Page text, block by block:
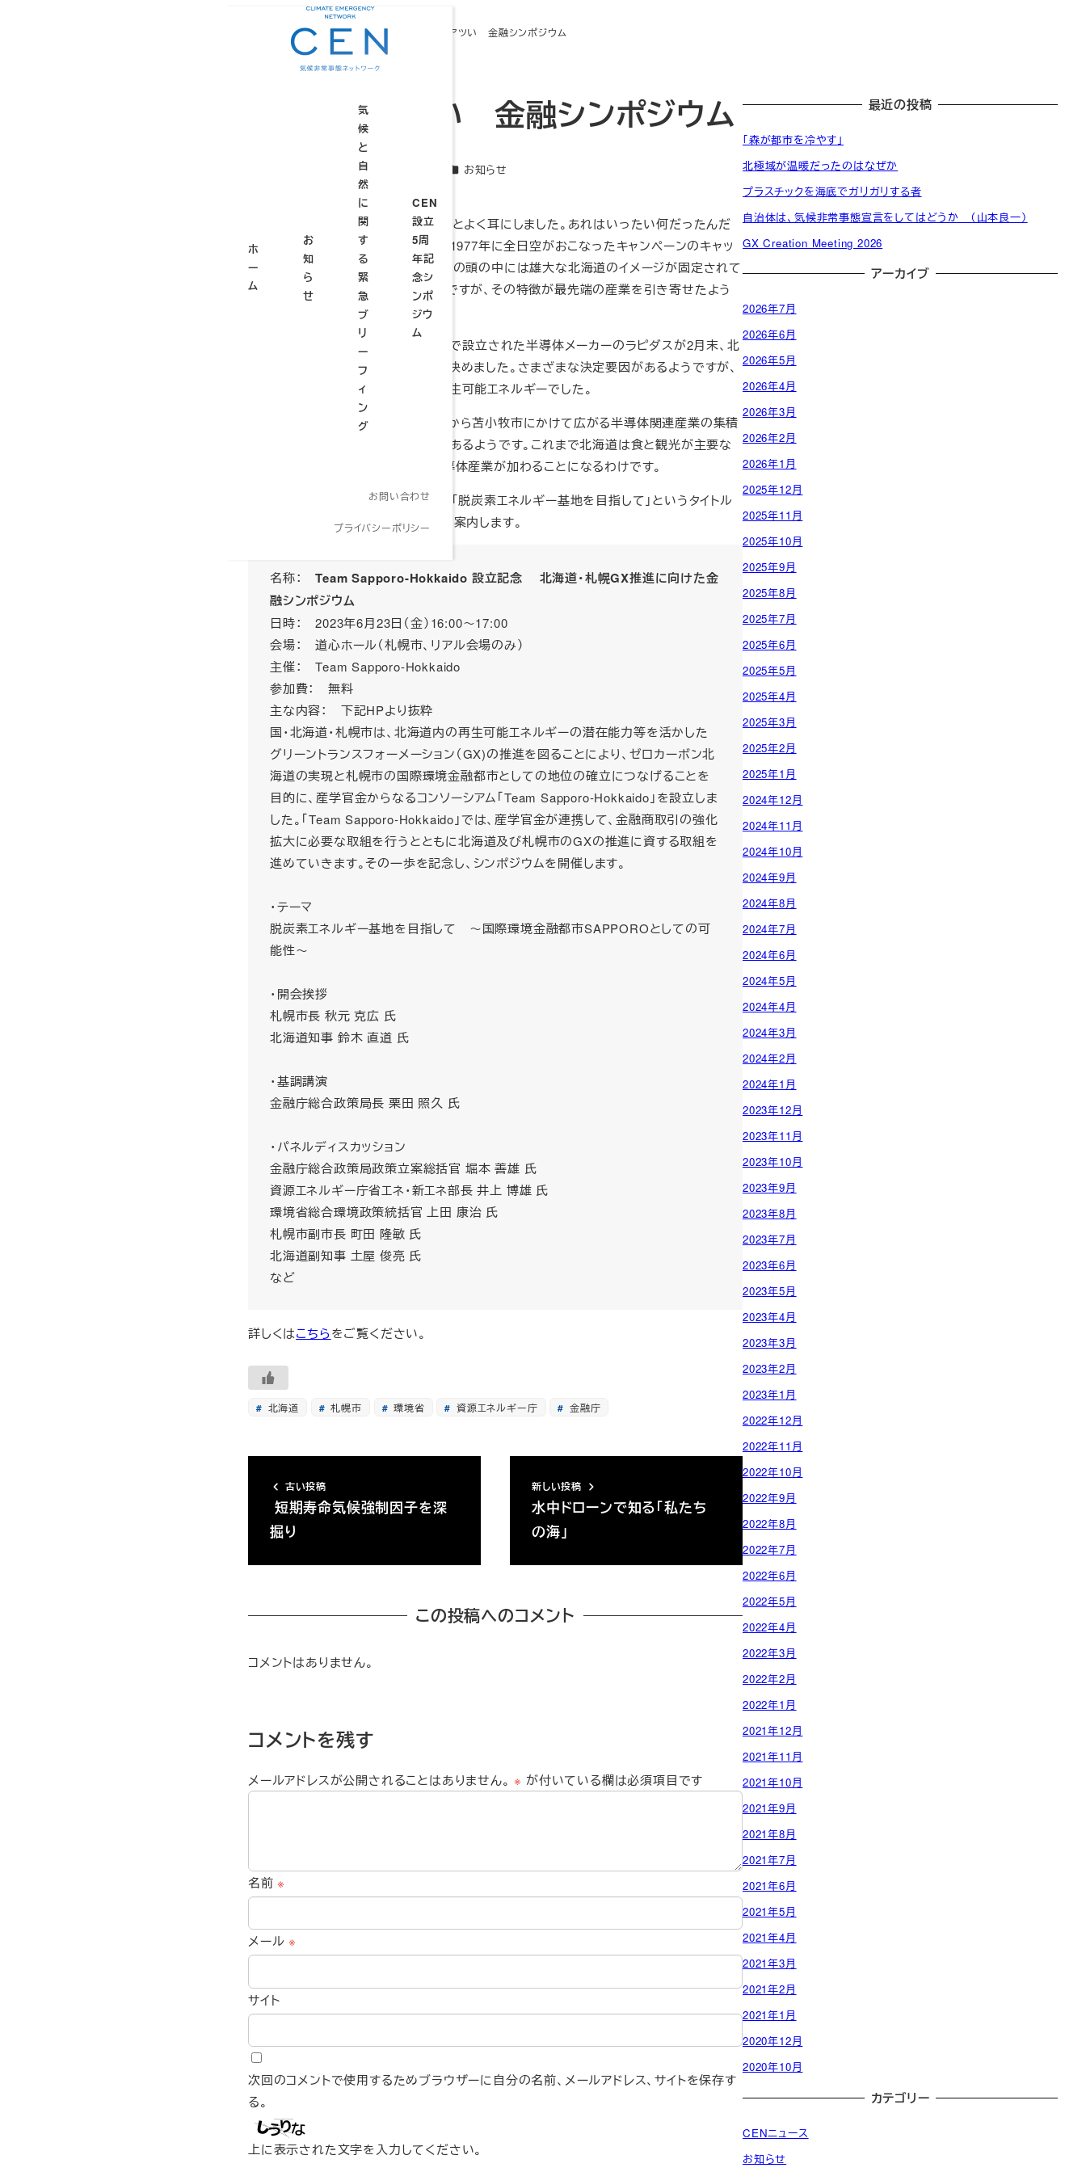
ホ
ー
ム
お
知
ら
せ
気
候
と
自
然
に
関
す
る
緊
急
ブ
リ
ー
フ
ィ
ン
グ
CEN
設立
5周
年記
念シ
ンポ
ジウ
ム
CEN
年記
念シ
ンポ
ジウ
サミ
ット
続
ウ
ブ
セ
ー
設
趣
意
総
会
活
計
画
発
起
人
員
（役
員）
起
一
員
体・
団体
お問い合わせ
プライバシーポリシー
お知らせ お知らせ 北海道がアツい 金融シンポジウム
北海道がアツい 金融シンポジウム
更新日
2023年6月19日 カテゴリー
お知らせ
子供の頃に「北海道はでっかいどう」とよく耳にしました。あれはいったい何だったんだ
ろう、と思って調べてみたら、どうも1977年に全日空がおこなったキャンペーンのキャッ
チコピーだったようです。おかげで私の頭の中には雄大な北海道のイメージが固定されて
います。広大で自然が豊かな北海道ですが、その特徴が最先端の産業を引き寄せたよう
2022年に日本の主要企業8社の出資で設立された半導体メーカーのラピダスが2月末、北
海道千歳市に工場を建設することに決めました。さまざまな決定要因があるようですが、
そのうちの二つは豊かな水資源と再生可能エネルギーでした。
将来的には、千歳市を中心に石狩市から苫小牧市にかけて広がる半導体関連産業の集積
地を創出する「北海道バレー構想」があるようです。これまで北海道は食と観光が主要な
産業とされてきましたが、これに半導体産業が加わることになるわけです。
アツいですね。北海道。その北海道で「脱炭素エネルギー基地を目指して」というタイトル
でシンポジウムが行われますので、ご案内します。
名称：Team Sapporo-Hokkaido 設立記念 北海道・札幌GX推進に向けた金
融シンポジウム
日時： 2023年6月23日（金）16:00～17:00
会場： 道心ホール（札幌市、リアル会場のみ）
主催： Team Sapporo-Hokkaido
参加費： 無料
主な内容： 下記HPより抜粋
国・北海道・札幌市は、北海道内の再生可能エネルギーの潜在能力等を活かした
グリーントランスフォーメーション（GX)の推進を図ることにより、ゼロカーボン北
海道の実現と札幌市の国際環境金融都市としての地位の確立につなげることを
目的に、産学官金からなるコンソーシアム「Team Sapporo‐Hokkaido」を設立しま
した。「Team Sapporo‐Hokkaido」では、産学官金が連携して、金融商取引の強化
拡大に必要な取組を行うとともに北海道及び札幌市のGXの推進に資する取組を
進めていきます。その一歩を記念し、シンポジウムを開催します。
・テーマ
脱炭素エネルギー基地を目指して ～国際環境金融都市SAPPOROとしての可
能性～
・開会挨拶
札幌市長 秋元 克広 氏
北海道知事 鈴木 直道 氏
・基調講演
金融庁総合政策局長 栗田 照久 氏
・パネルディスカッション
金融庁総合政策局政策立案総括官 堀本 善雄 氏
資源エネルギー庁省エネ・新エネ部長 井上 博雄 氏
環境省総合環境政策統括官 上田 康治 氏
札幌市副市長 町田 隆敏 氏
北海道副知事 土屋 俊亮 氏
など
詳しくはこちらをご覧ください。
北海道 札幌市 環境省 資源エネルギー庁 金融庁
古い投稿
短期寿命気候強制因子を深
掘り
新しい投稿
水中ドローンで知る「私たち
の海」
この投稿へのコメント
コメントはありません。
コメントを残す
メールアドレスが公開されることはありません。 ※ が付いている欄は必須項目です
名前※
メール※
サイト
次回のコメントで使用するためブラウザーに自分の名前、メールアドレス、サイトを保存す
る。
上に表示された文字を入力してください。
最近の投稿
「森が都市を冷やす」
北極域が温暖だったのはなぜか
プラスチックを海底でガリガリする者
自治体は、気候非常事態宣言をしてはどうか （山本良一）
GX Creation Meeting 2026
アーカイブ
2026年7月
2026年6月
2026年5月
2026年4月
2026年3月
2026年2月
2026年1月
2025年12月
2025年11月
2025年10月
2025年9月
2025年8月
2025年7月
2025年6月
2025年5月
2025年4月
2025年3月
2025年2月
2025年1月
2024年12月
2024年11月
2024年10月
2024年9月
2024年8月
2024年7月
2024年6月
2024年5月
2024年4月
2024年3月
2024年2月
2024年1月
2023年12月
2023年11月
2023年10月
2023年9月
2023年8月
2023年7月
2023年6月
2023年5月
2023年4月
2023年3月
2023年2月
2023年1月
2022年12月
2022年11月
2022年10月
2022年9月
2022年8月
2022年7月
2022年6月
2022年5月
2022年4月
2022年3月
2022年2月
2022年1月
2021年12月
2021年11月
2021年10月
2021年9月
2021年8月
2021年7月
2021年6月
2021年5月
2021年4月
2021年3月
2021年2月
2021年1月
2020年12月
2020年10月
カテゴリー
CENニュース
お知らせ